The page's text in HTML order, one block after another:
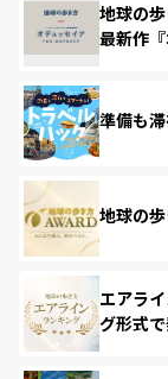
地球の
最新作『
準備も
地球の
エアラ
グ形式